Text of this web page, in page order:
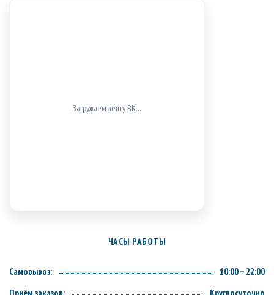
vk.com).
ЧАСЫ РАБОТЫ
Самовывоз:
10:00 – 22:00